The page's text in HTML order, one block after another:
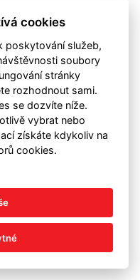
roku
2025 byla na 1.místě v
cookies
poskytování služeb,
soubory
stránky
rozhodnout sami.
se dozvíte níže.
vybrat nebo
získáte kdykoliv na
cookies.